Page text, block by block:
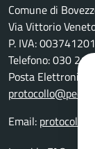
Comune di
Via Vittorio
P. IVA:
Telefono: 030
Posta Elettronica
Email: